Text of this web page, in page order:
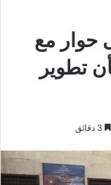
حوار مع
تطوير